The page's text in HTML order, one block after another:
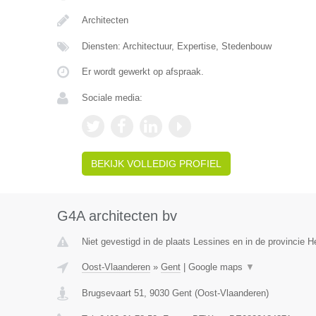
Architecten
Diensten: Architectuur, Expertise, Stedenbouw
Er wordt gewerkt op afspraak.
Sociale media:
BEKIJK VOLLEDIG PROFIEL
G4A architecten bv
Niet gevestigd in de plaats Lessines en in de provincie
Oost-Vlaanderen» Gent| Google maps ▼
Brugsevaart 51, 9030 Gent(Oost-Vlaanderen)